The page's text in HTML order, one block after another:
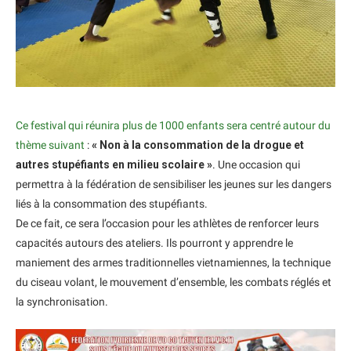
Ce festival qui réunira plus de 1000 enfants sera centré autour du
thème suivant :« Non à la consommation de la drogue et
autres stupéfiants en milieu scolaire ». Une occasion qui
permettra à la fédération de sensibiliser les jeunes sur les dangers
liés à la consommation des stupéfiants.
De ce fait, ce sera l’occasion pour les athlètes de renforcer leurs
capacités autours des ateliers. Ils pourront y apprendre le
maniement des armes traditionnelles vietnamiennes, la technique
du ciseau volant, le mouvement d’ensemble, les combats réglés et
la synchronisation.